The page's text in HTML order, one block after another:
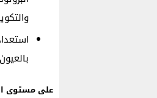
على مستوى